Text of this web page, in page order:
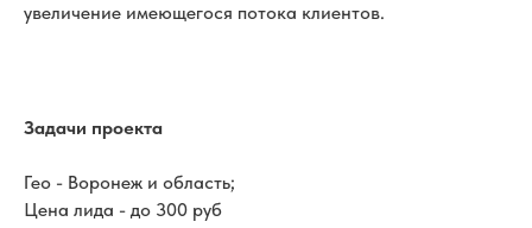
увеличение имеющегося потока клиентов.
Задачи проекта
Гео - Воронеж и область;
Цена лида - до 300 руб